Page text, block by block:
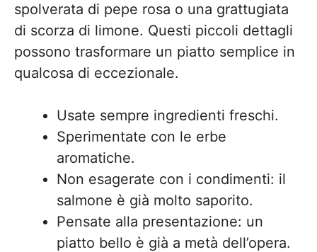
spolverata di pepe rosa o una grattugiata
di scorza di limone. Questi piccoli dettagli
possono trasformare un piatto semplice in
qualcosa di eccezionale.
Usate sempre ingredienti freschi.
Sperimentate con le erbe
aromatiche.
Non esagerate con i condimenti: il
salmone è già molto saporito.
Pensate alla presentazione: un
piatto bello è già a metà dell’opera.